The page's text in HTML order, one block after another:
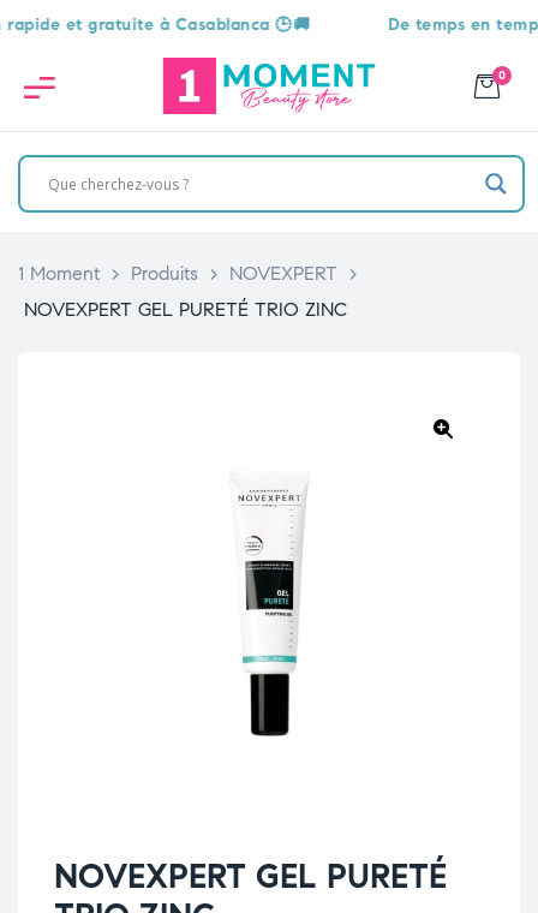
et gratuite à Casablanca 🕒🚚 De temps en temps,
0
1 Moment > Produits > NOVEXPERT
>
NOVEXPERT GEL PURETÉ TRIO ZINC
NOVEXPERT GEL PURETÉ